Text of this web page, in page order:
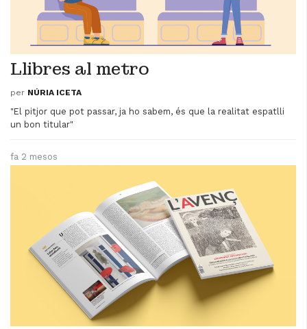
Llibres al metro
per NÚRIA ICETA
"El pitjor que pot passar, ja ho sabem, és que la realitat espatlli
un bon titular"
fa 2 mesos